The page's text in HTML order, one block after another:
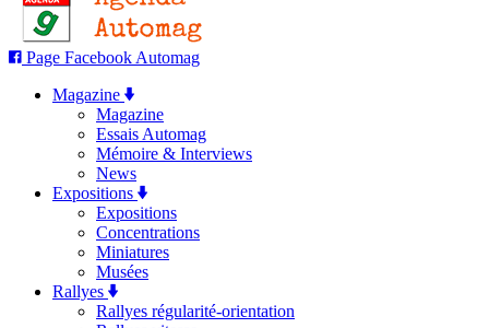
Page Facebook Automag
Magazine
Magazine
Essais Automag
Mémoire & Interviews
News
Expositions
Expositions
Concentrations
Miniatures
Musées
Rallyes
Rallyes régularité-orientation